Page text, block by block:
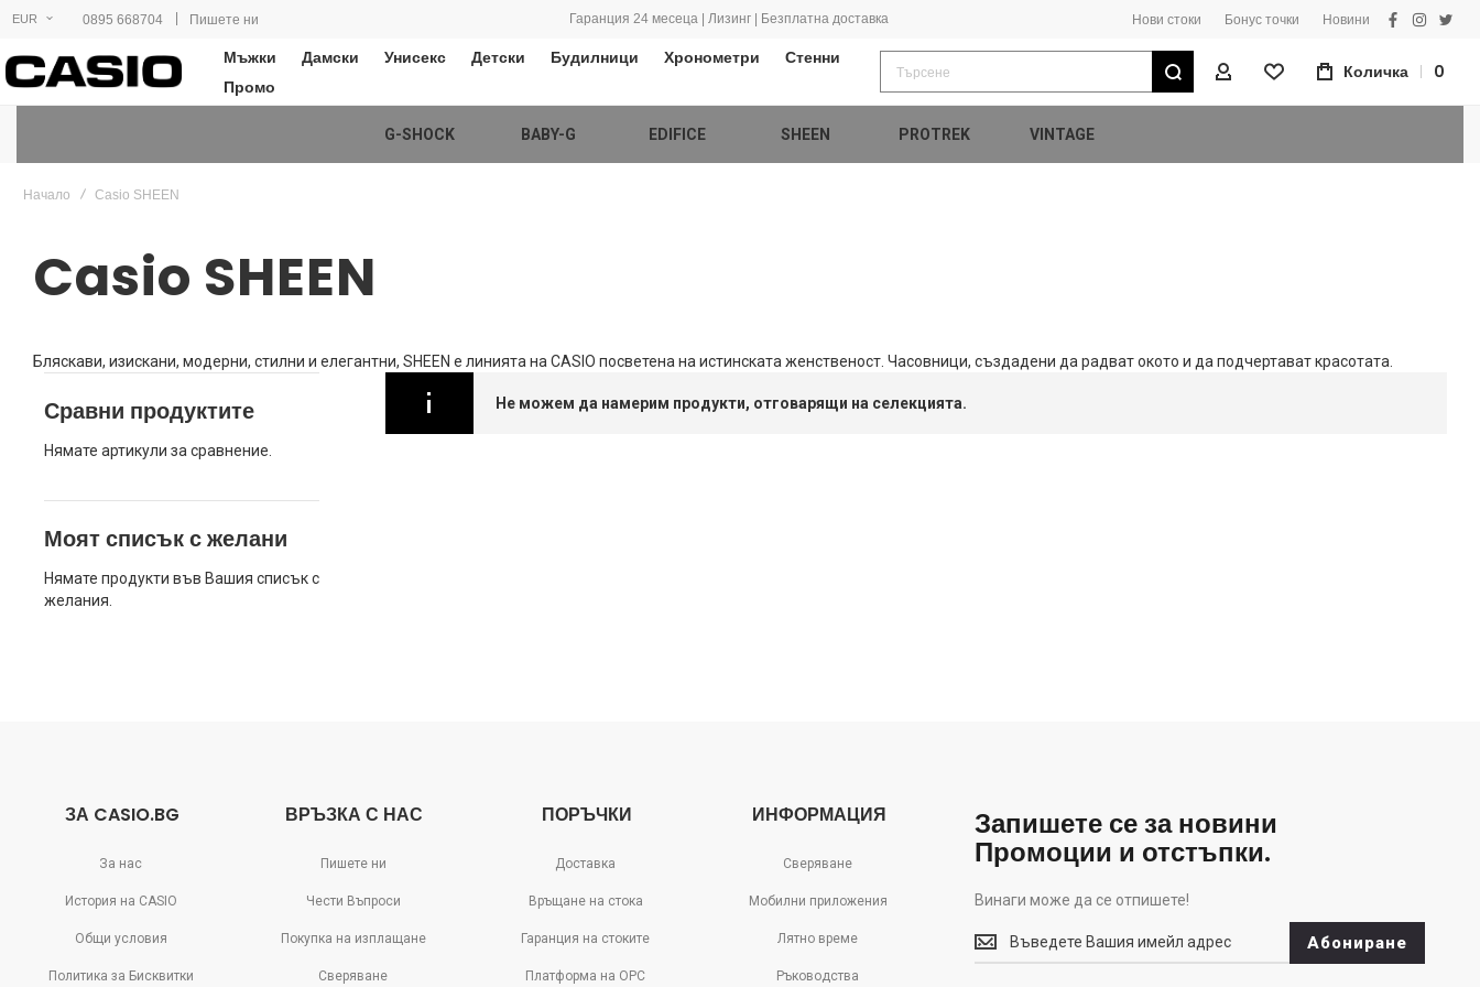
EUR 0895 668704 | Пишете ни Гаранция 24 месеца | Лизинг | Безплатна доставка Нови стоки Бонус точки Новини
facebook
Мъжки Дамски Унисекс Детски Будилници Хронометри
Стенни
Промо
Търсене
Моят ПрофилКоличка 0
G-SHOCK BABY-G EDIFICE SHEEN PROTREK VINTAGE
Начало Casio SHEEN
Casio SHEEN
Бляскави, изискани, модерни, стилни и елегантни, SHEEN е линията на CASIO посветена на истинската женственост. Часовници, създадени да радват окото и да подчертават красотата.
Не можем да намерим продукти, отговарящи на селекцията.
Сравни продуктите
Нямате артикули за сравнение.
Моят списък с желани
Нямате продукти във Вашия списък с
желания.
Запишете се за новини
Промоции и отстъпки.
Винаги може да се отпишете!
Винаги
може
Абониране
ЗА CASIO.BG
За нас
История на CASIO
Общи условия
Политика за Бисквитки
ВРЪЗКА С НАС
Пишете ни
Чести Въпроси
Покупка на изплащане
Сверяване
ПОРЪЧКИ
Доставка
Връщане на стока
Гаранция на стоките
Платформа на ОРС
ИНФОРМАЦИЯ
Сверяване
Мобилни приложения
Лятно време
Ръководства